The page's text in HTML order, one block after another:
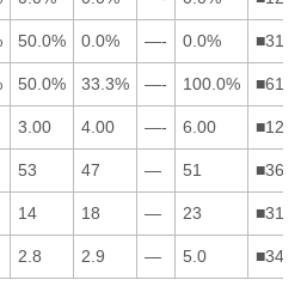
50.0% 0.0% —- 0.0%
50.0% 33.3% —- 100.0%
3.00 4.00 —- 6.00
53 47 — 51
14 18 — 23
2.8 2.9 — 5.0